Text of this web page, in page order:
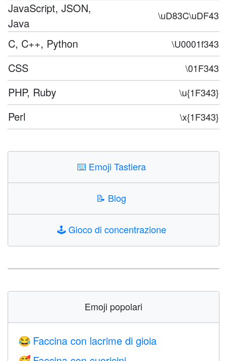
JavaScript, JSON,
Java
\uD83C\uDF43
C, C++, Python \U0001f343
CSS \01F343
PHP, Ruby \u{1F343}
Perl \x{1F343}
⌨️ Emoji Tastiera
📝 Blog
🕹️Gioco di concentrazione
Emoji popolari
😂 Faccina con lacrime di gioia